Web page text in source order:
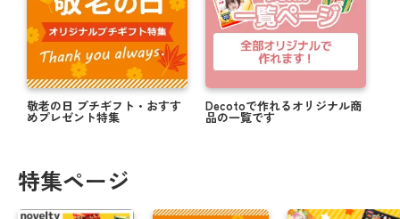
敬老の日 プチギフト・おすす
めプレゼント特集
Decotoで作れるオリジナル商
品の一覧です
特集ページ